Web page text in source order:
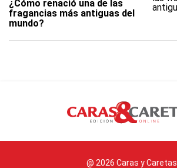
¿Cómo renació una de las
fragancias más antiguas del
mundo?
@ 2026 Caras y Caretas